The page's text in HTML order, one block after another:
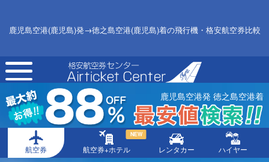
鹿児島空港(鹿児島)発→徳之島空港(鹿児島)着の飛行機・格安航空券比較
toggle
navigation
鹿児島空港発 徳之島空港着
航空券 航空券+ホテル
NEW
レンタカー ハイヤー